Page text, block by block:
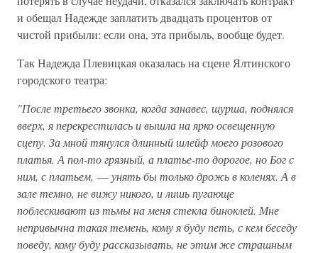
и обещал Надежде заплатить двадцать процентов от
чистой прибыли: если она, эта прибыль, вообще будет.
Так Надежда Плевицкая оказалась на сцене Ялтинского
городского театра:
"После третьего звонка, когда занавес, шурша, поднялся
вверх, я перекрестилась и вышла на ярко освещенную
сцепу. За мной тянулся длинный шлейф моего розового
платья. А пол-то грязный, а платье-то дорогое, но Бог с
ним, с платьем, —унять бы только дрожь в коленях. А в
зале темно, не вижу никого, и лишь пугающе
поблескивают из тьмы на меня стекла биноклей. Мне
непривычна такая темень, кому я буду петь, с кем беседу
поведу, кому буду рассказывать, не этим же страшным